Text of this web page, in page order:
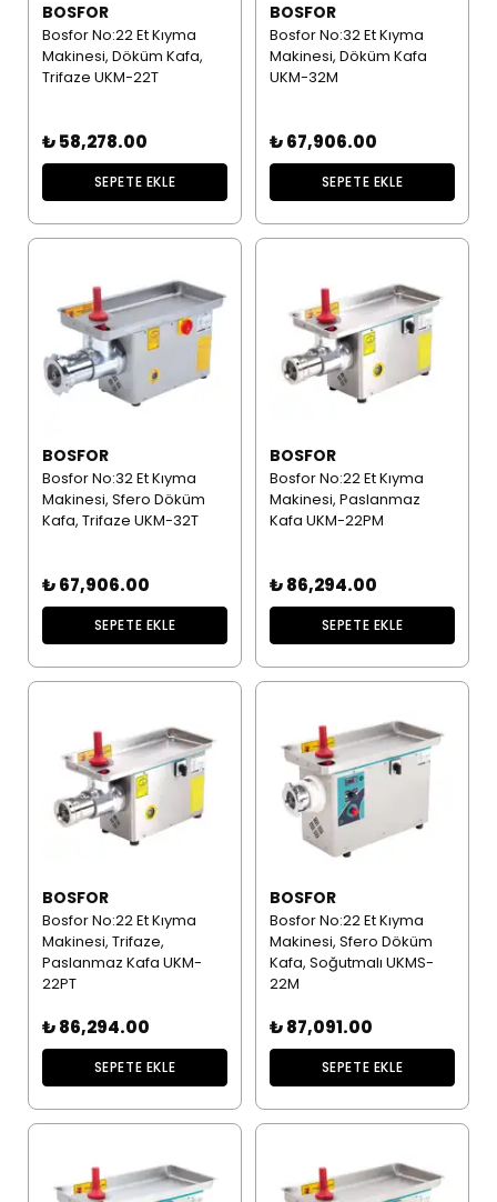
BOSFOR
Bosfor No:22 Et Kıyma
Makinesi, Döküm Kafa,
Trifaze UKM-22T
₺ 58,278.00
SEPETE EKLE
BOSFOR
Bosfor No:32 Et Kıyma
Makinesi, Döküm Kafa
UKM-32M
₺ 67,906.00
SEPETE EKLE
BOSFOR
Bosfor No:32 Et Kıyma
Makinesi, Sfero Döküm
Kafa, Trifaze UKM-32T
₺ 67,906.00
SEPETE EKLE
BOSFOR
Bosfor No:22 Et Kıyma
Makinesi, Paslanmaz
Kafa UKM-22PM
₺ 86,294.00
SEPETE EKLE
BOSFOR
Bosfor No:22 Et Kıyma
Makinesi, Trifaze,
Paslanmaz Kafa UKM-
22PT
₺ 86,294.00
SEPETE EKLE
BOSFOR
Bosfor No:22 Et Kıyma
Makinesi, Sfero Döküm
Kafa, Soğutmalı UKMS-
22M
₺ 87,091.00
SEPETE EKLE